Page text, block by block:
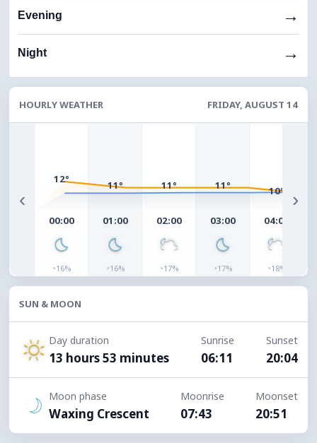
Evening →
Night →
HOURLY WEATHER FRIDAY, AUGUST 14
‹
12°
00:00
◔16%
11°
01:00
◔16%
11°
02:00
◔17%
11°
03:00
◔17%
10°
04:00
◔18%
›
SUN & MOON
Day duration
13 hours 53 minutes
Sunrise
06:11
Sunset
20:04
Moon phase
Waxing Crescent
Moonrise
07:43
Moonset
20:51